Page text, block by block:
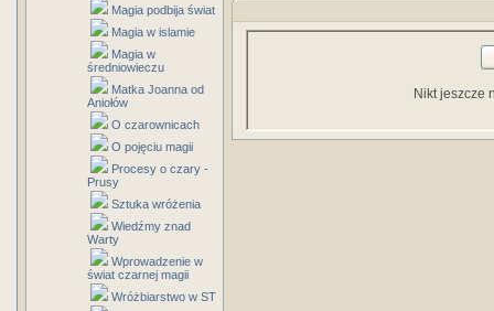
Magia podbija świat
Magia w islamie
Magia w
średniowieczu
Matka Joanna od
Aniołów
O czarownicach
O pojęciu magii
Procesy o czary -
Prusy
Sztuka wróżenia
Wiedźmy znad
Warty
Wprowadzenie w
świat czarnej magii
Wróżbiarstwo w ST
Nikt jeszcze